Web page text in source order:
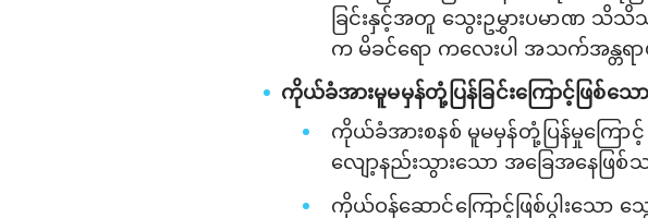
ခြင်းနှင့်အတူ သွေးဥမွှားပမာဏ သိသိ
က မိခင်ရော ကလေးပါ အသက်အန္တ
ကိုယ်ခံအားမူမမှန်တုံ့ပြန်ခြင်းကြောင့်ဖြစ်သေ
ကိုယ်ခံအားစနစ် မူမမှန်တုံ့ပြန်မှုကြောင့် သွ
လျော့နည်းသွားသော အခြေအနေဖြ
ကိုယ်ဝန်ဆောင်ကြောင့်ဖြစ်ပွါးသော